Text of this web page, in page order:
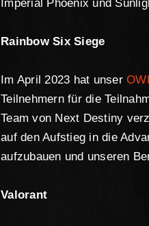
Imperial Phoenix und
Rainbow Six Siege
Im April 2023 hat unser
Teilnehmern für die
Team von Next Destiny
auf den Aufstieg in die
aufzubauen und unseren
Valorant